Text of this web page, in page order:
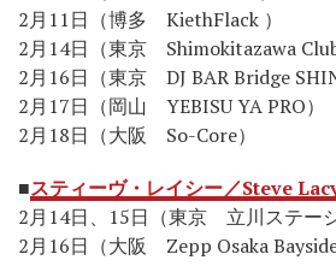
2月11日（博多 KiethFlack ）
2月14日（東京 Shimokitazawa Club
2月16日（東京 DJ BAR Bridge
2月17日（岡山 YEBISU YA PRO）
2月18日（大阪 So-Core）
■スティーヴ・レイシー／Steve
2月14日、15日（東京 立川ステー
2月16日（大阪 Zepp Osaka Bayside